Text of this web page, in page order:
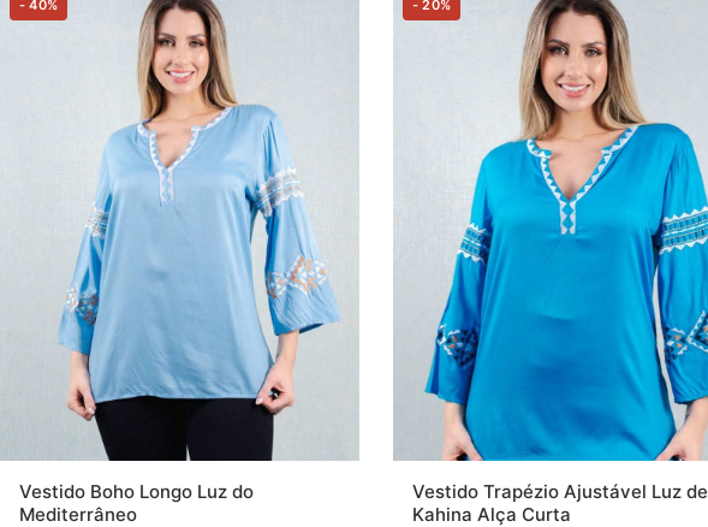
- 40%
Vestido Boho Longo Luz do
Mediterrâneo
- 20%
Vestido Trapézio Ajustável Luz de
Kahina Alça Curta